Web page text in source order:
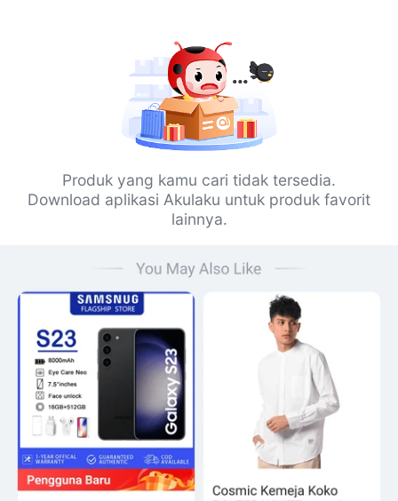
Produk yang kamu cari tidak tersedia.
Download aplikasi Akulaku untuk produk favorit
lainnya.